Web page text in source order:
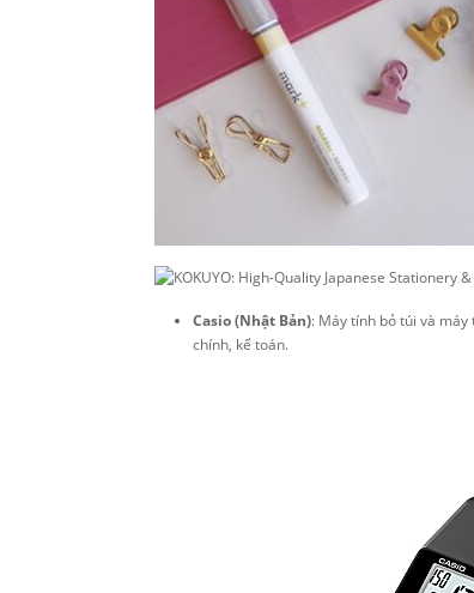
Casio (Nhật Bản): Máy tính bỏ túi và
chính, kế toán.